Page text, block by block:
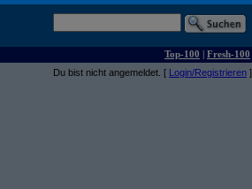
Top-100 | Fresh-100
Du bist nicht angemeldet. [ Login/Registrieren ]